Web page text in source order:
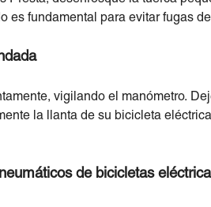
es fundamental para evitar fugas
vigilando el manómetro.
la llanta de su bicicleta
de bicicletas